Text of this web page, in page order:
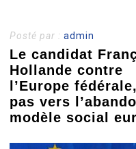
Posté par :admin
Le candidat
Hollande contre
l’Europe
pas vers
modèle social